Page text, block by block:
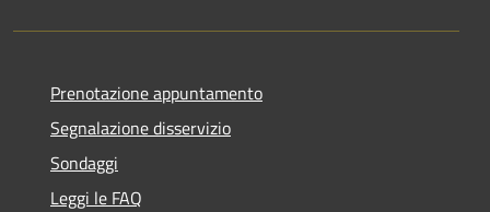
Prenotazione appuntamento
Segnalazione disservizio
Sondaggi
Leggi le FAQ